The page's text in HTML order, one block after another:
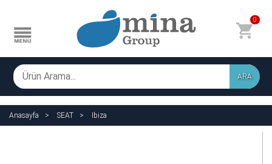
0
ARA
Anasayfa SEAT Ibiza